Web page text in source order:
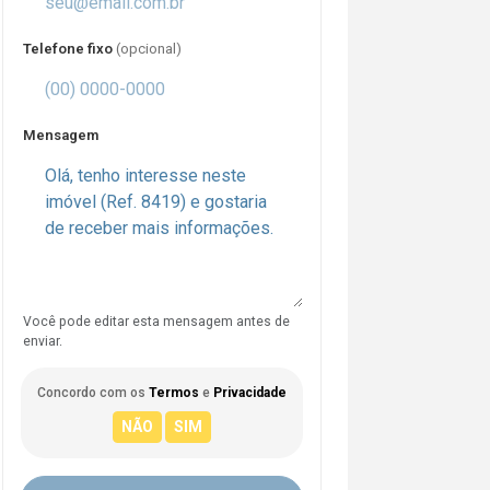
Telefone fixo (opcional)
Mensagem
Você pode editar esta mensagem antes de
enviar.
Concordo com os Termos e Privacidade